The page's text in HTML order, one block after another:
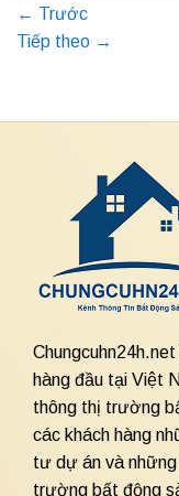
← Trước
Tiếp theo →
hàng đầu tại Việt
thông thị trường
các khách hàng
tư dự án và những
trường bất động